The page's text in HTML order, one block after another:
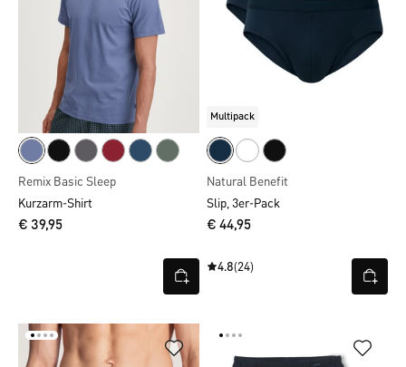
Remix Basic Sleep
Kurzarm-Shirt
€ 39,95
Multipack
Natural Benefit
Slip, 3er-Pack
€ 44,95
4.8(24)